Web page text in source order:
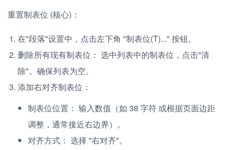
重置制表位 (核心)：
在"段落"设置中，点击左下角 "制表位(T)..." 按钮。
删除所有现有制表位： 选中列表中的制表位，点击"清
除"。确保列表为空。
添加右对齐制表位：
制表位位置： 输入数值（如 38 字符 或根据页面边距
调整，通常接近右边界）。
对齐方式： 选择 "右对齐"。